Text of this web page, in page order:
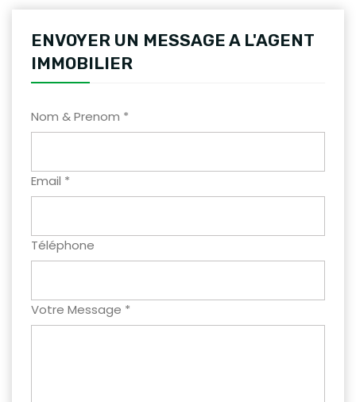
ENVOYER UN MESSAGE A L'AGENT
IMMOBILIER
Nom & Prenom *
Email *
Téléphone
Votre Message *